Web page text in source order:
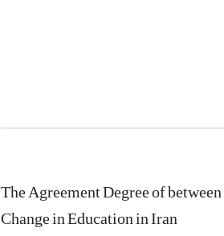
The Agreement Degree of
Change in Education in Iran